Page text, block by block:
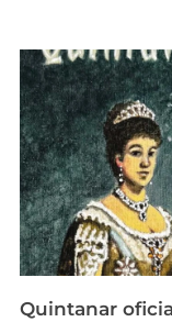
Quintanar